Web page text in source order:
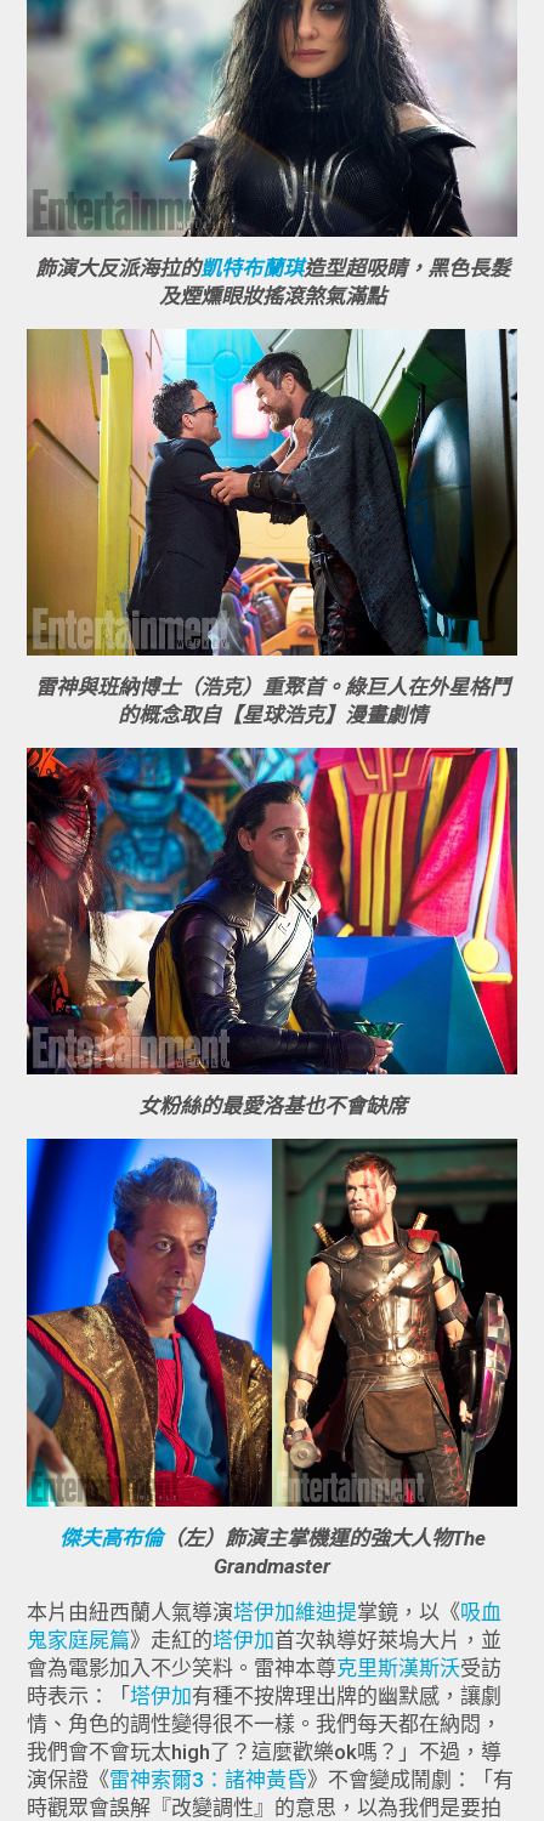
飾演大反派海拉的凱特布蘭琪造型超吸睛，黑色長髮
及煙燻眼妝搖滾煞氣滿點
雷神與班納博士（浩克）重聚首。綠巨人在外星格鬥
的概念取自【星球浩克】 漫畫劇情
女粉絲的最愛洛基也不會缺席
傑夫高布倫（左）飾演主掌機運的強大人物The
Grandmaster
本片由紐西蘭人氣導演塔伊加維迪提掌鏡，以《吸血
鬼家庭屍篇》走紅的塔伊加首次執導好萊塢大片，並
會為電影加入不少笑料。雷神本尊克里斯漢斯沃受訪
時表示：「塔伊加有種不按牌理出牌的幽默感，讓劇
情、角色的調性變得很不一樣。我們每天都在納悶，
我們會不會玩太high了？這麼歡樂ok嗎？」不過，導
演保證《雷神索爾3：諸神黃昏》不會變成鬧劇：「有
時觀眾會誤解『改變調性』的意思，以為我們是要拍